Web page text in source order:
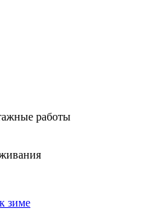
работы
зиме